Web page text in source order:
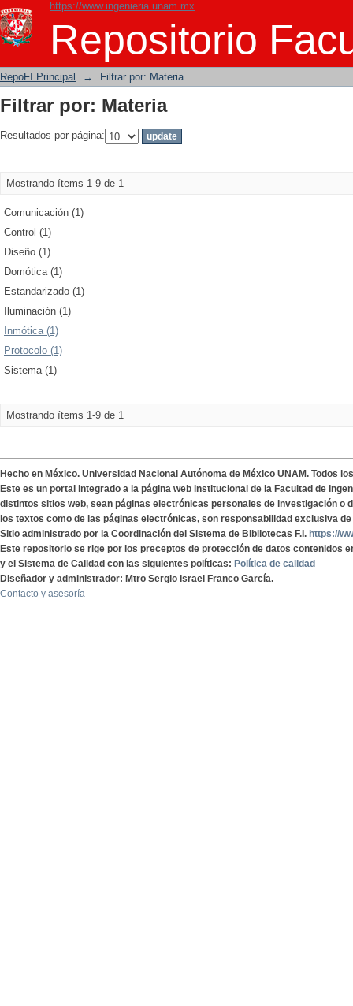
https://www.ingenieria.unam.mx
Repositorio
Filtrar por: Materia
RepoFI Principal → Filtrar por: Materia
Filtrar por: Materia
Resultados por página:
Mostrando ítems 1-9 de 1
Comunicación (1)
Control (1)
Diseño (1)
Domótica (1)
Estandarizado (1)
Iluminación (1)
Inmótica (1)
Protocolo (1)
Sistema (1)
Mostrando ítems 1-9 de 1
Hecho en México. Universidad Nacional Autónoma de México UNAM. Todos
Este es un portal integrado a la página web institucional de la Facultad de
distintos sitios web, sean páginas electrónicas personales de investigación o
los textos como de las páginas electrónicas, son responsabilidad exclusiva
Sitio administrado por la Coordinación del Sistema de Bibliotecas F.I. https://
Este repositorio se rige por los preceptos de protección de datos contenidos
y el Sistema de Calidad con las siguientes políticas: Política de calidad
Diseñador y administrador: Mtro Sergio Israel Franco García.
Contacto y asesoría